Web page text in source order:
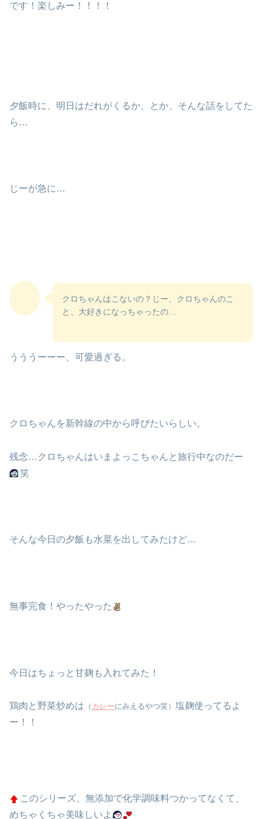
です！楽しみー！！！！
夕飯時に、明日はだれがくるか、とか、そんな話をしてた
ら…
じーが急に…
クロちゃんはこないの？じー、クロちゃんのこ
と、大好きになっちゃったの…
うううーーー、可愛過ぎる。
クロちゃんを新幹線の中から呼びたいらしい。
残念…クロちゃんはいまよっこちゃんと旅行中なのだー
笑
そんな今日の夕飯も水菜を出してみたけど…
無事完食！やったやった
今日はちょっと甘麹も入れてみた！
鶏肉と野菜炒めは （ カレーにみえるやつ笑） 塩麹使ってるよ
ー！！
このシリーズ、無添加で化学調味料つかってなくて、
めちゃくちゃ美味しいよ